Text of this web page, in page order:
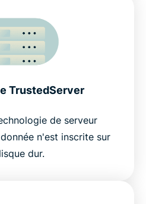
TrustedServer
de serveur
n'est inscrite sur
dur.